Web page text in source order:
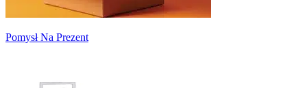
Pomysł Na Prezent